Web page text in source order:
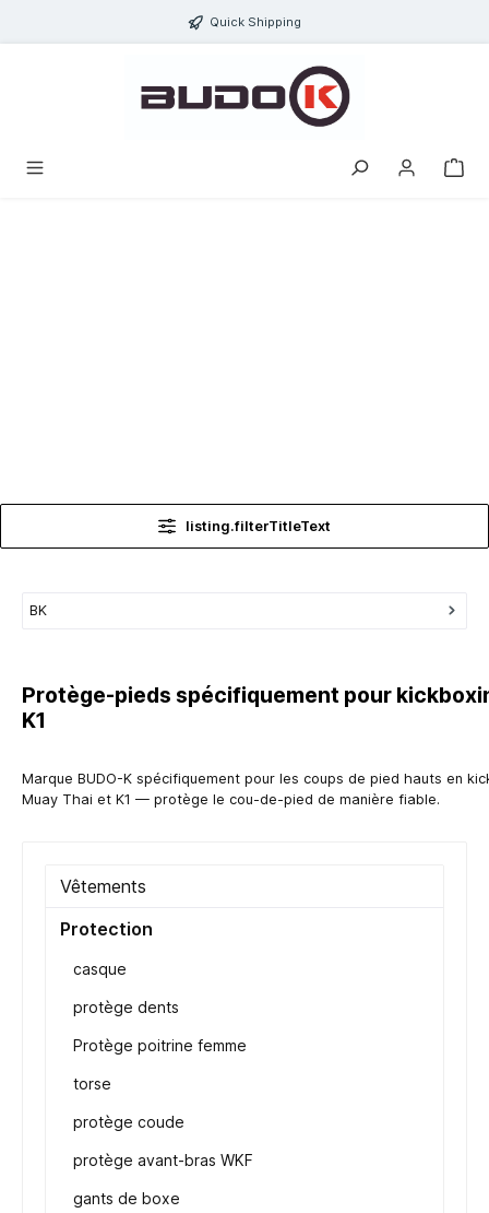
Quick Shipping
listing.filterTitleText
BK
Protège-pieds spécifiquement pour
K1
Marque BUDO-K spécifiquement pour les coups de pied hauts en
Muay Thai et K1 — protège le cou-de-pied de manière fiable.
Vêtements
Protection
casque
protège dents
Protège poitrine femme
torse
protège coude
protège avant-bras WKF
gants de boxe